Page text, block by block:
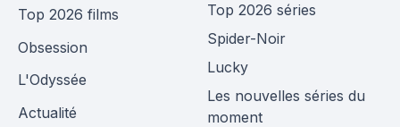
Top 2026 films
Obsession
L'Odyssée
Actualité
Top 2026 séries
Spider-Noir
Lucky
Les nouvelles séries du
moment